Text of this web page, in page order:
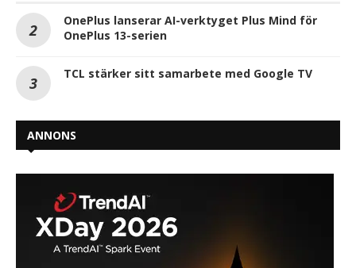
OnePlus lanserar AI-verktyget Plus Mind för
OnePlus 13-serien
TCL stärker sitt samarbete med Google TV
ANNONS